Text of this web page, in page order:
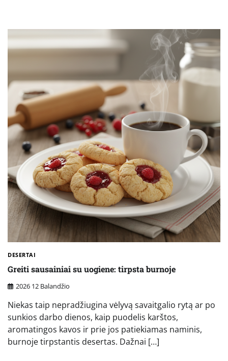
DESERTAI
Greiti sausainiai su uogiene: tirpsta burnoje
2026 12 Balandžio
Niekas taip nepradžiugina vėlyvą savaitgalio rytą ar po
sunkios darbo dienos, kaip puodelis karštos,
aromatingos kavos ir prie jos patiekiamas naminis,
burnoje tirpstantis desertas. Dažnai […]